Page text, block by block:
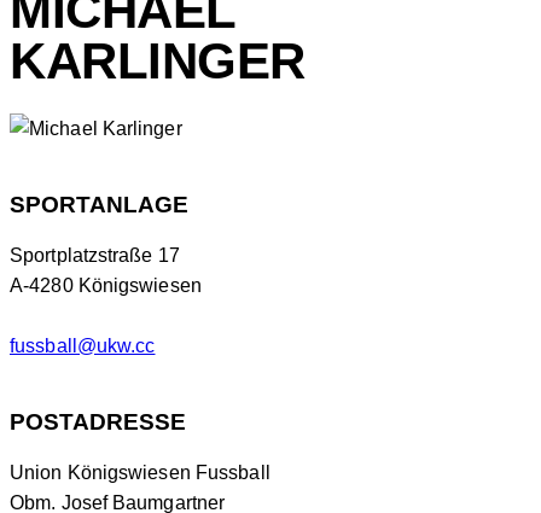
KARLINGER
SPORTANLAGE
Sportplatzstraße 17
A-4280 Königswiesen
fussball@ukw.cc
POSTADRESSE
Union Königswiesen Fussball
Obm. Josef Baumgartner